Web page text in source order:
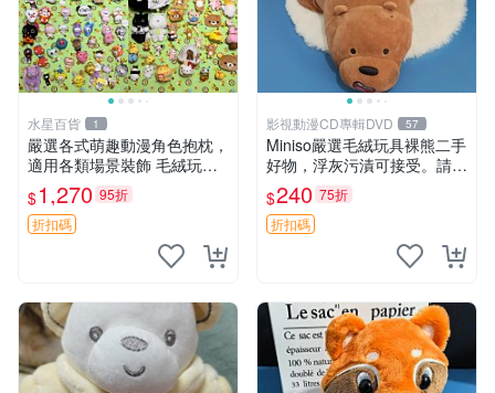
水星百貨 1
嚴選各式萌趣動漫角色抱枕，
適用各類場景裝飾 毛絨玩
具、卡通抱枕、趣味玩偶
$1,270 95折
折扣碼
影視動漫CD專輯DVD 57
Miniso嚴選毛絨玩具裸熊二手
好物，浮灰污漬可接受。請詳
閱照片再下單，售出不退不
換。全新品相收藏推薦。 裸
熊 毛絨玩具 收藏
$240 75折
折扣碼